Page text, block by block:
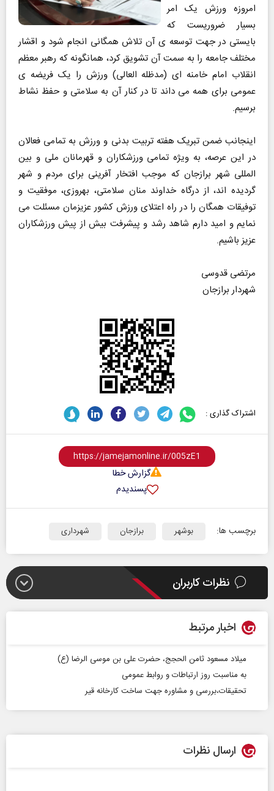
امروزه ورزش یک امر
بسیار ضروریست که
بایستی در جهت توسعه ی آن تلاش همگانی انجام شود و اقشار
مختلف جامعه را به سمت آن تشویق کرد، همانگونه که رهبر معظم
انقلاب امام خامنه ای (مدظله العالی) ورزش را یک فریضه ی
عمومی برای همه می داند تا در کنار آن به سلامتی و حفظ نشاط
برسیم.
اینجانب ضمن تبریک هفته تربیت بدنی و ورزش به تمامی فعالان
در این عرصه، به ویژه تمامی ورزشکاران و قهرمانان ملی و بین
المللی شهر برازجان که موجب افتخار آفرینی برای مردم و شهر
گردیده اند، از درگاه خداوند منان سلامتی، بهروزی، موفقیت و
توفیقات همگان را در راه اعتلای ورزش کشور عزیزمان مسئلت می
نمایم و امید دارم شاهد رشد و پیشرفت بیش از پیش ورزشکاران
عزیز باشیم.
مرتضی قدوسی
شهردار برازجان
اشتراک گذاری :
گزارش خطا
پسندیدم
برچسب ها: بوشهر برازجان شهرداری
نظرات کاربران
اخبار مرتبط
میلاد مسعود ثامن الحجج، حضرت علی بن موسی الرضا (ع)
به مناسبت روز ارتباطات و روابط عمومی
تحقیقات،بررسی و مشاوره جهت ساخت کارخانه قیر
ارسال نظرات